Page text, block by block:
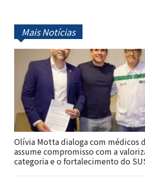
Mais Notícias
Olívia Motta dialoga com médicos
assume compromisso com a
categoria e o fortalecimento do